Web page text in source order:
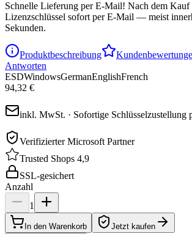
Schnelle Lieferung per E-Mail! Nach dem Kauf
Lizenzschlüssel sofort per E-Mail — meist
Sekunden.
Produktbeschreibung
Antworten
ESDWindowsGermanEnglishFrench
94,32 €
inkl. MwSt. · Sofortige Schlüsselzustellung
Verifizierter Microsoft Partner
Trusted Shops 4,9
SSL-gesichert
Anzahl
1
In den Warenkorb
Jetzt kaufen